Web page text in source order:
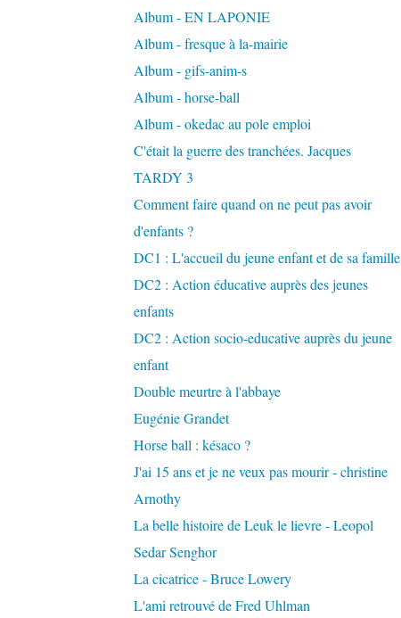
Album - EN LAPONIE
Album - fresque à la-mairie
Album - gifs-anim-s
Album - horse-ball
Album - okedac au pole emploi
C'était la guerre des tranchées. Jacques
TARDY 3
Comment faire quand on ne peut pas avoir
d'enfants ?
DC1 : L'accueil du jeune enfant et de sa famille
DC2 : Action éducative auprès des jeunes
enfants
DC2 : Action socio-educative auprès du jeune
enfant
Double meurtre à l'abbaye
Eugénie Grandet
Horse ball : késaco ?
J'ai 15 ans et je ne veux pas mourir - christine
Arnothy
La belle histoire de Leuk le lievre - Leopol
Sedar Senghor
La cicatrice - Bruce Lowery
L'ami retrouvé de Fred Uhlman